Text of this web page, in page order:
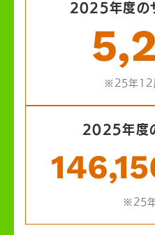
2025年度の
※25年12
2025年度
※25